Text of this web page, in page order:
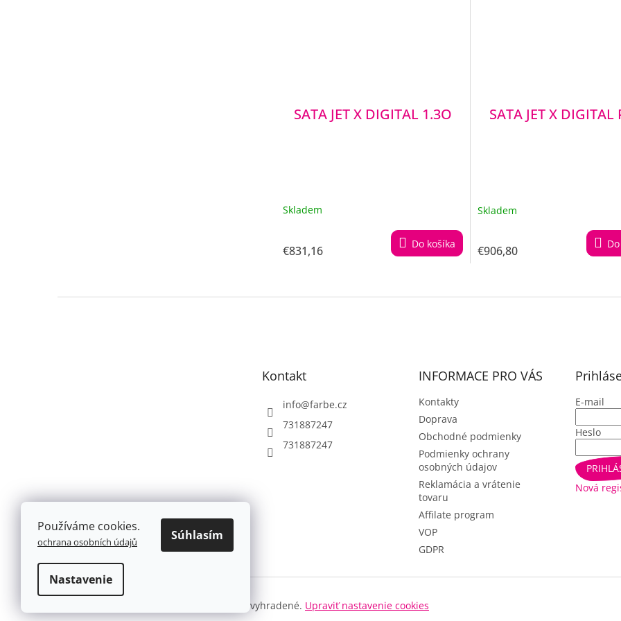
Používáme cookies.
ochrana osobních údajů
Nastavenie
Súhlasím
SATA JET X DIGITAL 1.3O
Skladem
€831,16 Do košíka
SATA JET X DIGITAL
Skladem
€906,80
v
Kontakt
info@farbe.cz
731887247
731887247
INFORMACE PRO VÁS
Kontakty
Doprava
Obchodné podmienky
Podmienky ochrany
osobných údajov
Reklamácia a vrátenie
tovaru
Affilate program
VOP
GDPR
E-mail
Heslo
Nová
. Všetky práva vyhradené. Upraviť nastavenie cookies